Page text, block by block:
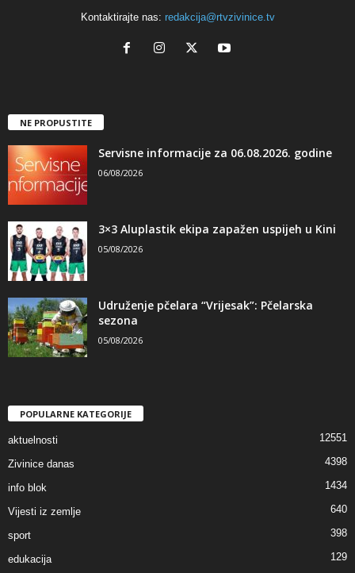
Kontaktirajte nas: redakcija@rtvzivinice.tv
NE PROPUSTITE
Servisne informacije za 06.08.2026. godine
06/08/2026
3×3 Aluplastik ekipa zapažen uspijeh u Kini
05/08/2026
Udruženje pčelara “Vrijesak”: Pčelarska
sezona
05/08/2026
POPULARNE KATEGORIJE
aktuelnosti 12551
Zivinice danas 4398
info blok 1434
Vijesti iz zemlje 640
sport 398
edukacija 129